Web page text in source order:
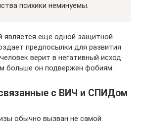
психики неминуемы.
является еще одной защитной
предпосылки для развития
верит в негативный исход
больше он подвержен фобиям.
с ВИЧ и СПИДом
обычно вызван не самой